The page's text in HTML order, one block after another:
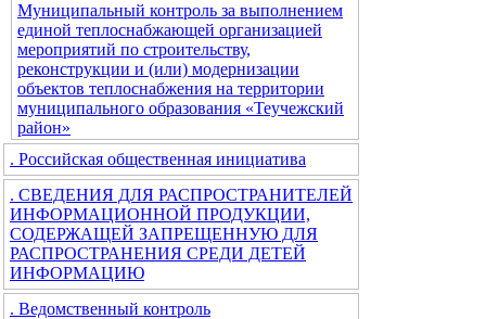
Муниципальный контроль за выполнением
единой теплоснабжающей организацией
мероприятий по строительству,
реконструкции и (или) модернизации
объектов теплоснабжения на территории
муниципального образования «Теучежский
район»
. Российская общественная инициатива
. СВЕДЕНИЯ ДЛЯ РАСПРОСТРАНИТЕЛЕЙ
ИНФОРМАЦИОННОЙ ПРОДУКЦИИ,
СОДЕРЖАЩЕЙ ЗАПРЕЩЕННУЮ ДЛЯ
РАСПРОСТРАНЕНИЯ СРЕДИ ДЕТЕЙ
ИНФОРМАЦИЮ
. Ведомственный контроль